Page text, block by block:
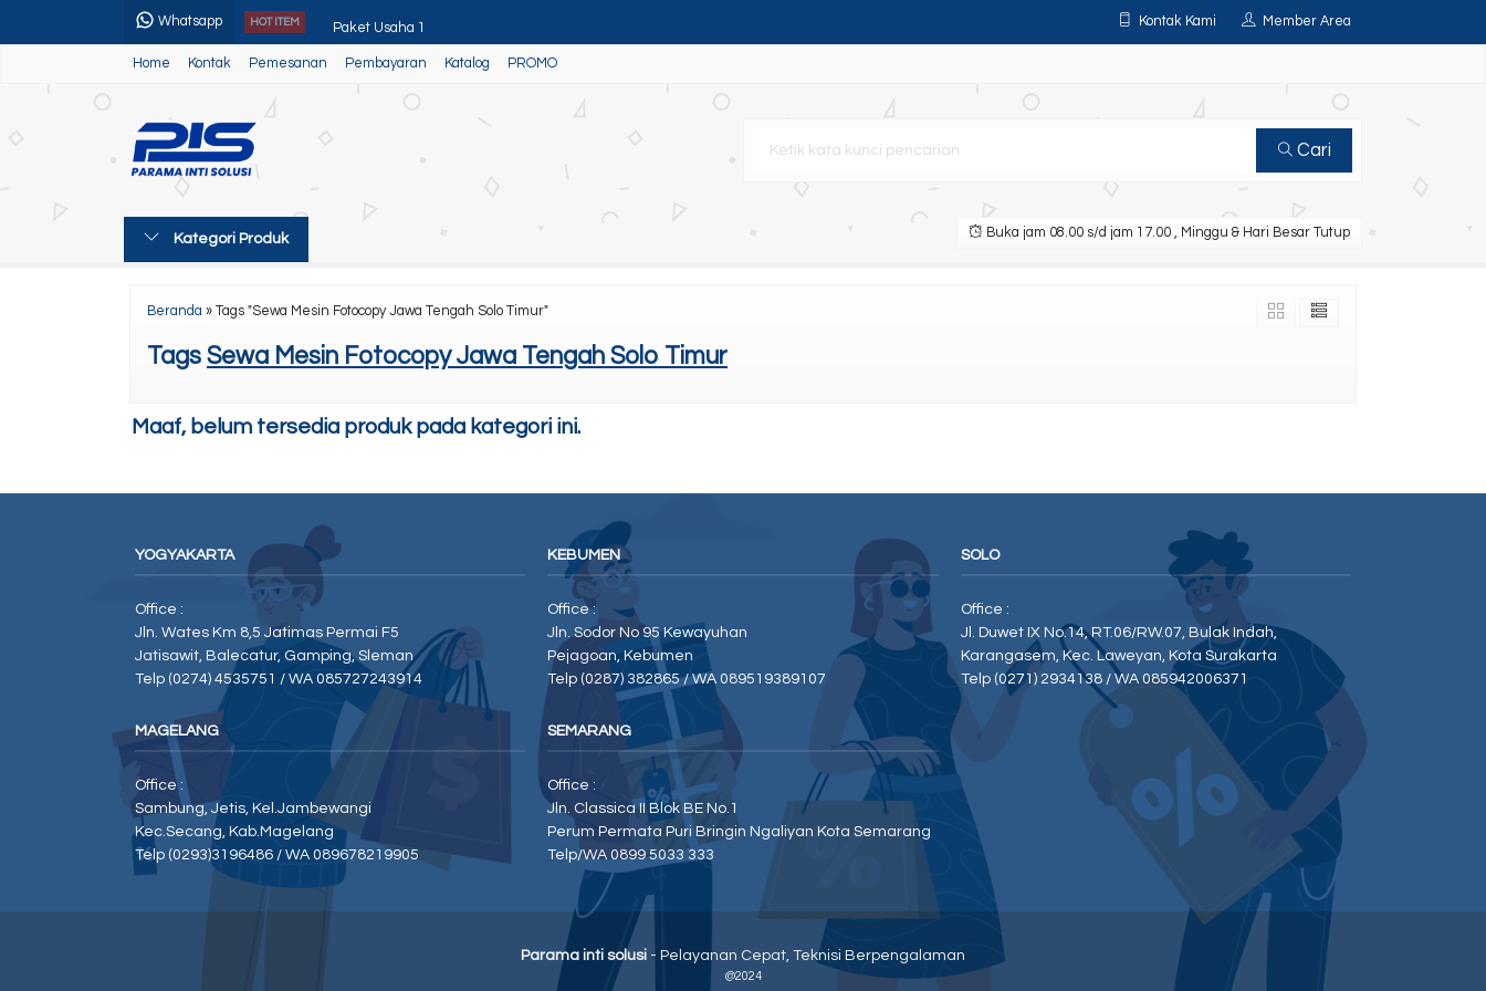
Whatsapp HOT ITEM Paket Usaha 1
Toner Sinar Jaya White
Canon Ir Adv 4525/45/51
Kontak Kami Member Area
Home Kontak Pemesanan Pembayaran Katalog PROMO
Cari
Kategori Produk Buka jam 08.00 s/d jam 17.00 , Minggu & Hari Besar Tutup
Beranda » Tags "Sewa Mesin Fotocopy Jawa Tengah Solo Timur"
Tags Sewa Mesin Fotocopy Jawa Tengah Solo Timur
Maaf, belum tersedia produk pada kategori ini.
YOGYAKARTA
Office :
Jln. Wates Km 8,5 Jatimas Permai F5
Jatisawit, Balecatur, Gamping, Sleman
Telp (0274) 4535751 / WA 085727243914
MAGELANG
Office :
Sambung, Jetis, Kel.Jambewangi
Kec.Secang, Kab.Magelang
Telp (0293)3196486 / WA 089678219905
KEBUMEN
Office :
Jln. Sodor No 95 Kewayuhan
Pejagoan, Kebumen
Telp (0287) 382865 / WA 089519389107
SEMARANG
Office :
Jln. Classica II Blok BE No.1
Perum Permata Puri Bringin Ngaliyan Kota Semarang
Telp/WA 0899 5033 333
SOLO
Office :
Jl. Duwet IX No.14, RT.06/RW.07, Bulak Indah,
Karangasem, Kec. Laweyan, Kota Surakarta
Telp (0271) 2934138 / WA 085942006371
Parama inti solusi - Pelayanan Cepat, Teknisi Berpengalaman
@2024